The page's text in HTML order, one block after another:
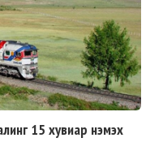
15 хувиар нэмэх